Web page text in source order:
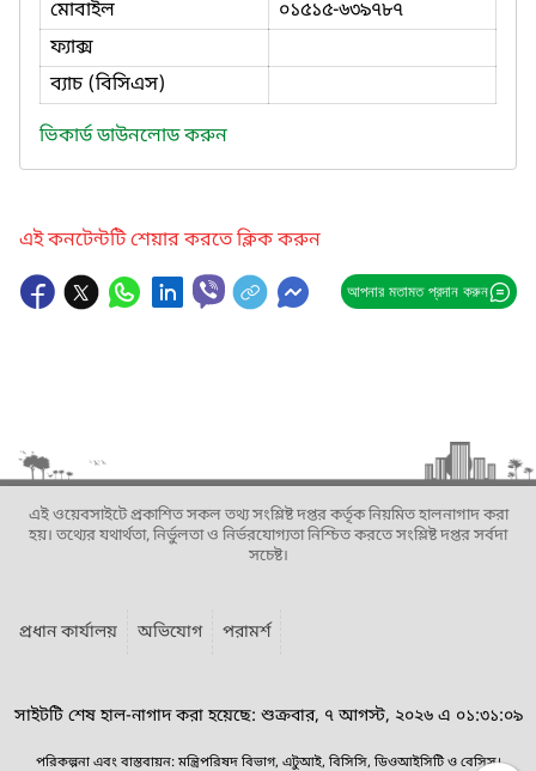
মোবাইল
০১৫১৫-৬৩৯৭৮৭
ফ্যাক্স
ব্যাচ (বিসিএস)
ভিকার্ড ডাউনলোড করুন
এই কনটেন্টটি শেয়ার করতে ক্লিক করুন
আপনার মতামত প্রদান করুন
এই ওয়েবসাইটে প্রকাশিত সকল তথ্য সংশ্লিষ্ট দপ্তর কর্তৃক নিয়মিত হালনাগাদ করা
হয়। তথ্যের যথার্থতা, নির্ভুলতা ও নির্ভরযোগ্যতা নিশ্চিত করতে সংশ্লিষ্ট দপ্তর সর্বদা
সচেষ্ট।
প্রধান কার্যালয় অভিযোগ পরামর্শ
সাইটটি শেষ হাল-নাগাদ করা হয়েছে: শুক্রবার, ৭ আগস্ট, ২০২৬ এ ০১:৩১:০৯
পরিকল্পনা এবং বাস্তবায়ন: মন্ত্রিপরিষদ বিভাগ, এটুআই, বিসিসি, ডিওআইসিটি ও বেসিস।